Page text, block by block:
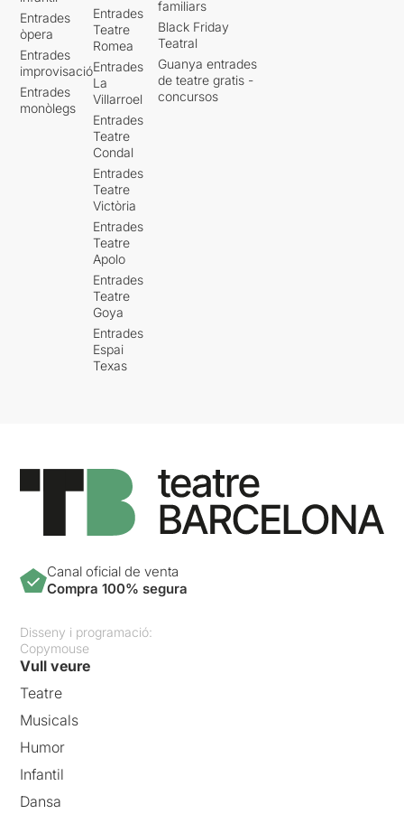
Entrades
òpera
Entrades
improvisació
Entrades
monòlegs
Entrades
Teatre
Romea
Entrades
La
Villarroel
Entrades
Teatre
Condal
Entrades
Teatre
Victòria
Entrades
Teatre
Apolo
Entrades
Teatre
Goya
Entrades
Espai
Texas
familiars
Black Friday
Teatral
Guanya entrades
de teatre gratis -
concursos
Canal oficial de venta
Compra 100% segura
Disseny i programació:
Copymouse
Vull veure
Teatre
Musicals
Humor
Infantil
Dansa